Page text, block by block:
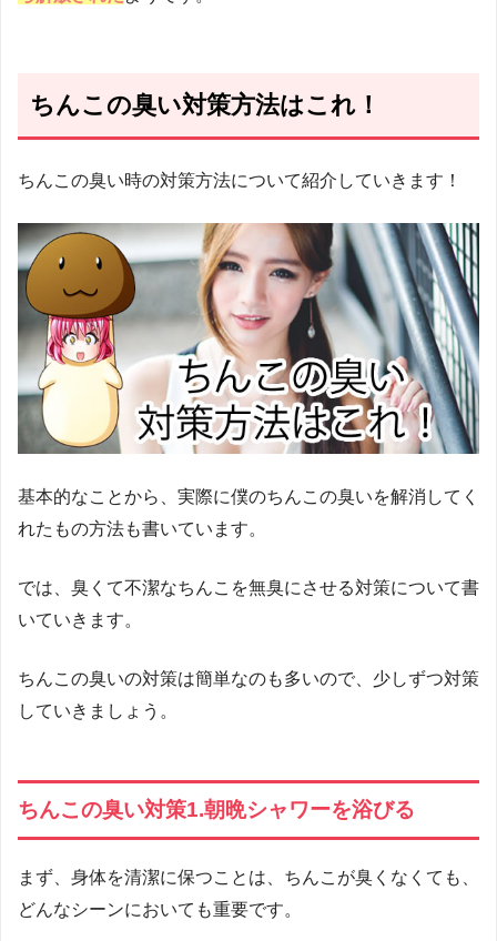
ちんこの臭い対策方法はこれ！
ちんこの臭い時の対策方法について紹介していきます！
基本的なことから、実際に僕のちんこの臭いを解消してく
れたもの方法も書いています。
では、臭くて不潔なちんこを無臭にさせる対策について書
いていきます。
ちんこの臭いの対策は簡単なのも多いので、少しずつ対策
していきましょう。
ちんこの臭い対策1.朝晩シャワーを浴びる
まず、身体を清潔に保つことは、ちんこが臭くなくても、
どんなシーンにおいても重要です。